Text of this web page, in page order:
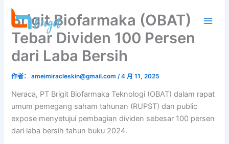
Brigit Biofarmaka (OBAT)
Tebar Dividen 100 Persen
dari Laba Bersih
作者： ameimiracleskin@gmail.com/4 月 11, 2025
Neraca, PT Brigit Biofarmaka Teknologi (OBAT) dalam rapat
umum pemegang saham tahunan (RUPST) dan public
expose menyetujui pembagian dividen sebesar 100 persen
dari laba bersih tahun buku 2024.